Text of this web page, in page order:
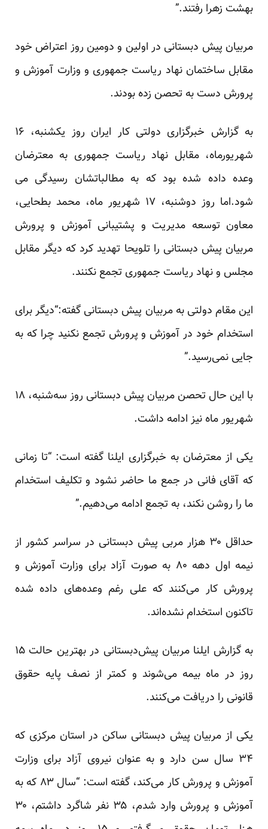
بهشت زهرا رفتند.”
مربیان پیش دبستانی در اولین و دومین روز اعتراض خود
مقابل ساختمان نهاد ریاست جمهوری و وزارت آموزش و
پرورش دست به تحصن زده بودند.
به گزارش خبرگزاری دولتی کار ایران روز یکشنبه، ۱۶
شهریورماه، مقابل نهاد ریاست جمهوری به معترضان
وعده داده شده بود که به مطالباتشان رسیدگی می
شود.اما روز دوشنبه، ۱۷ شهریور ماه، محمد بطحایی،
معاون توسعه مدیریت و پشتیبانی آموزش و پرورش
مربیان پیش دبستانی را تلویحا تهدید کرد که دیگر مقابل
مجلس و نهاد ریاست جمهوری تجمع نکنند.
این مقام دولتی به مربیان پیش دبستانی گفته:“دیگر برای
استخدام خود در آموزش و پرورش تجمع نکنید چرا که به
جایی نمی‌رسید.”
با این حال تحصن مربیان پیش دبستانی روز سه‌شنبه، ۱۸
شهریور ماه نیز ادامه داشت.
یکی از معترضان به خبرگزاری ایلنا گفته است: “تا زمانی
که آقای فانی در جمع ما حاضر نشود و تکلیف استخدام
ما را روشن نکند، به تجمع ادامه می‌دهیم.”
حداقل ۳۰ هزار مربی پیش دبستانی در سراسر کشور از
نیمه اول دهه ۸۰ به صورت آزاد برای وزارت آموزش و
پرورش کار می‌کنند که علی رغم وعده‌های داده شده
تاکنون استخدامنشده‌اند.
به گزارش ایلنا مربیان پیش‌دبستانی در بهترین حالت ۱۵
روز در ماه بیمه می‌شوند و کمتر از نصف پایه حقوق
قانونی را دریافت می‌کنند.
یکی از مربیان پیش دبستانی ساکن در استان مرکزی که
۳۴ سال سن دارد و به عنوان نیروی آزاد برای وزارت
آموزش و پرورش کار می‌کند، گفته است: “سال ۸۳ که به
آموزش و پرورش وارد شدم، ۳۵ نفر شاگرد داشتم، ۳۰